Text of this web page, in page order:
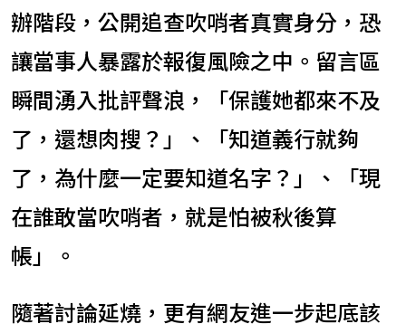
辦階段，公開追查吹哨者真實身分，恐
讓當事人暴露於報復風險之中。留言區
瞬間湧入批評聲浪，「保護她都來不及
了，還想肉搜？」、「知道義行就夠
了，為什麼一定要知道名字？」、「現
在誰敢當吹哨者，就是怕被秋後算
帳」。
隨著討論延燒，更有網友進一步起底該